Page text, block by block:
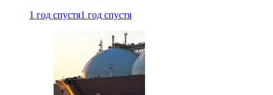
1 год спустя1 год спустя